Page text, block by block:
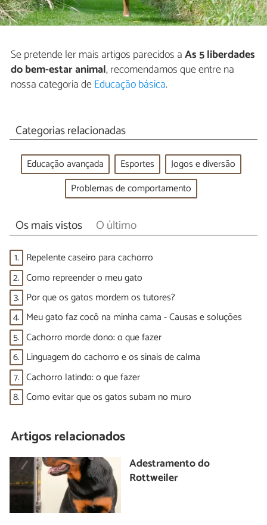
Se pretende ler mais artigos parecidos aAs 5 liberdades
do bem-estar animal, recomendamos que entre na
nossa categoria deEducação básica.
Categorias relacionadas
Educação avançada Esportes
Jogos e diversão
Problemas de comportamento
Os mais vistos O último
1. Repelente caseiro para cachorro
2. Como repreender o meu gato
3. Por que os gatos mordem os tutores?
4. Meu gato faz cocô na minha cama - Causas e soluções
5. Cachorro morde dono: o que fazer
6. Linguagem do cachorro e os sinais de calma
7. Cachorro latindo: o que fazer
8. Como evitar que os gatos subam no muro
Artigos relacionados
Adestramento do
Rottweiler